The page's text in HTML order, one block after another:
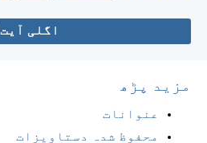
اگلی
مزید پڑھ
عنوانات
محفوظ شدہ دستاویزات